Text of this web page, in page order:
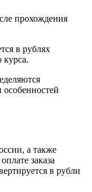
прохождения
в рублях
курса.
особенностей
а также
заказа
в рубли